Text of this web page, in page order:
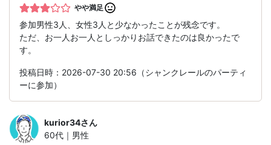
やや満足
参加男性3人、女性3人と少なかったことが残念です。
ただ、お一人お一人としっかりお話できたのは良かったで
す。
投稿日時：2026-07-30 20:56（シャンクレールのパーティ
ーに参加）
kurior34さん
60代｜男性